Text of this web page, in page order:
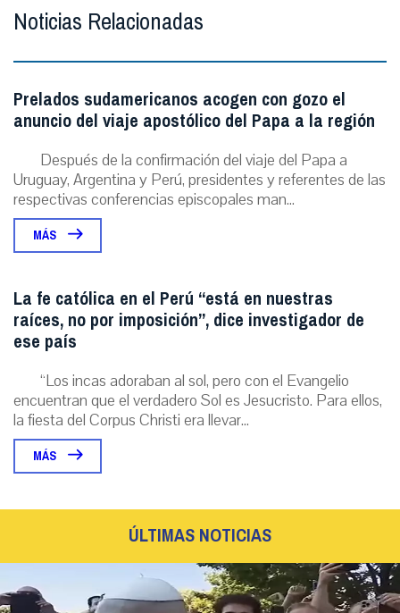
Noticias Relacionadas
Prelados sudamericanos acogen con gozo el
anuncio del viaje apostólico del Papa a la región
Después de la confirmación del viaje del Papa a
Uruguay, Argentina y Perú, presidentes y referentes de las
respectivas conferencias episcopales man...
MÁS
La fe católica en el Perú “está en nuestras
raíces, no por imposición”, dice investigador de
ese país
“Los incas adoraban al sol, pero con el Evangelio
encuentran que el verdadero Sol es Jesucristo. Para ellos,
la fiesta del Corpus Christi era llevar...
MÁS
ÚLTIMAS NOTICIAS